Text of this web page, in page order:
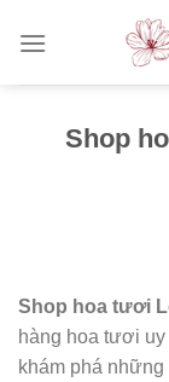
Shop
Shop hoa tươi
hàng hoa tươi
khám phá